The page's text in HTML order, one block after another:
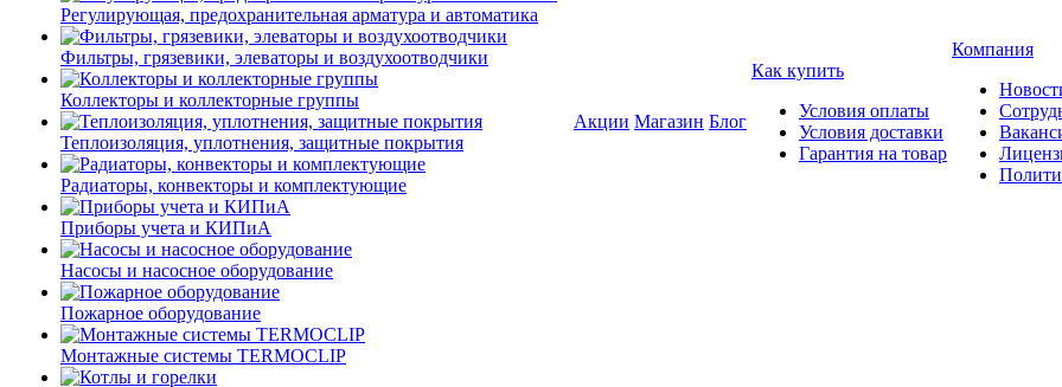
Регулирующая, предохранительная арматура и автоматика
Фильтры, грязевики, элеваторы и воздухоотводчики
Коллекторы и коллекторные группы
Теплоизоляция, уплотнения, защитные покрытия
Радиаторы, конвекторы и комплектующие
Приборы учета и КИПиА
Насосы и насосное оборудование
Пожарное оборудование
Монтажные системы TERMOCLIP
Акции Магазин Блог
Как купить
Условия оплаты
Условия доставки
Гарантия на товар
Компания